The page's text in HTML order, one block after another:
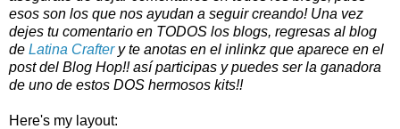
esos son los que nos ayudan a seguir creando! Una vez
dejes tu comentario en TODOS los blogs, regresas al blog
de Latina Crafter y te anotas en el inlinkz que aparece en el
post del Blog Hop!! así participas y puedes ser la ganadora
de uno de estos DOS hermosos kits!!
Here's my layout: